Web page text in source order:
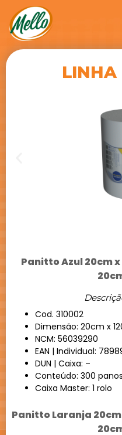
LINHA
Panitto Azul 20cm
Cod. 310002
Dimensão: 20cm x
NCM: 56039290
EAN | Individual:
DUN | Caixa: –
Conteúdo: 300 panos
Caixa Master: 1 rolo
Panitto Laranja 20cm